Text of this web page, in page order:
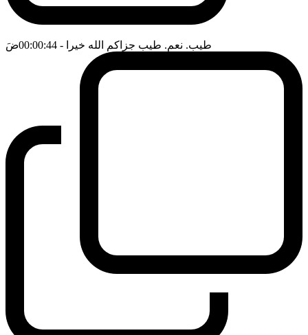
طيب. نعم. طيب جزاكم الله خيرا - 00:00:44 ضَ